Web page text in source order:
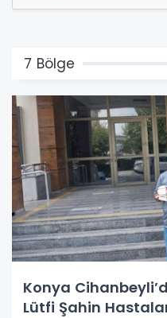
7 Bölge
Konya
Lütfi Şahin